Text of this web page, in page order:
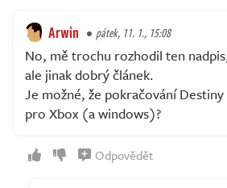
Arwin pátek, 11. 1., 15:08
No, mě trochu rozhodil ten
ale jinak dobrý článek.
Je možné, že pokračování
pro Xbox (a windows)?
Odpovědět